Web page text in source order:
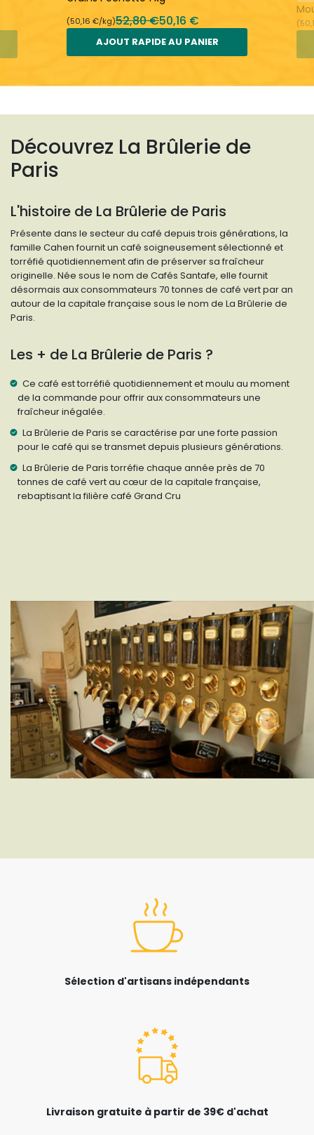
(50,16 €/kg)52,80 €50,16 €
AJOUT RAPIDE AU PANIER
Découvrez La Brûlerie de
Paris
L'histoire de La Brûlerie de Paris
Présente dans le secteur du café depuis trois générations, la
famille Cahen fournit un café soigneusement sélectionné et
torréfié quotidiennement afin de préserver sa fraîcheur
originelle. Née sous le nom de Cafés Santafe, elle fournit
désormais aux consommateurs 70 tonnes de café vert par an
autour de la capitale française sous le nom de La Brûlerie de
Paris.
Les + de La Brûlerie de Paris ?
Ce café est torréfié quotidiennement et moulu au moment
de la commande pour offrir aux consommateurs une
fraîcheur inégalée.
La Brûlerie de Paris se caractérise par une forte passion
pour le café qui se transmet depuis plusieurs générations.
La Brûlerie de Paris torréfie chaque année près de 70
tonnes de café vert au cœur de la capitale française,
rebaptisant la filière café Grand Cru
Sélection d'artisans indépendants
Livraison gratuite à partir de 39€ d'achat